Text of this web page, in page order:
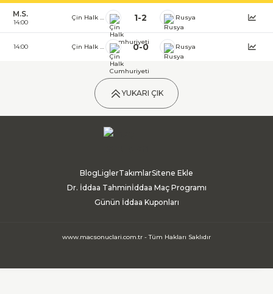
M.S.
14:00
Çin Halk Cumhuriyeti 1-2 Rusya
14:00 Çin Halk Cumhuriyeti 0-0 Rusya
YUKARI ÇIK
BlogLiglerTakımlarSitene Ekle
Dr. İddaa Tahminİddaa Maç Programı
Günün İddaa Kuponları
www.macsonuclari.com.tr - Tüm Hakları Saklıdır